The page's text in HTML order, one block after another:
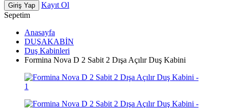
Giriş Yap
Kayıt Ol
Sepetim
Anasayfa
DUŞAKABİN
Duş Kabinleri
Formina Nova D 2 Sabit 2 Dışa Açılır Duş Kabini